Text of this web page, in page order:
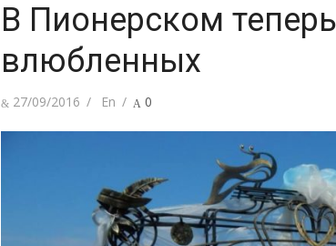
В Пионерском
влюбленных
Опубликовано
27/09/2016 Автор
En 0